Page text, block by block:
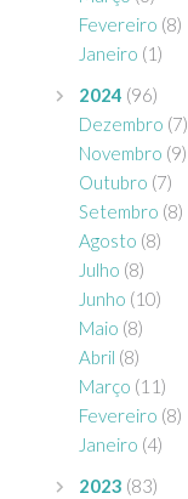
Fevereiro (8)
Janeiro (1)
2024 (96)
Dezembro (7)
Novembro (9)
Outubro (7)
Setembro (8)
Agosto (8)
Julho (8)
Junho (10)
Maio (8)
Abril (8)
Março (11)
Fevereiro (8)
Janeiro (4)
2023 (83)